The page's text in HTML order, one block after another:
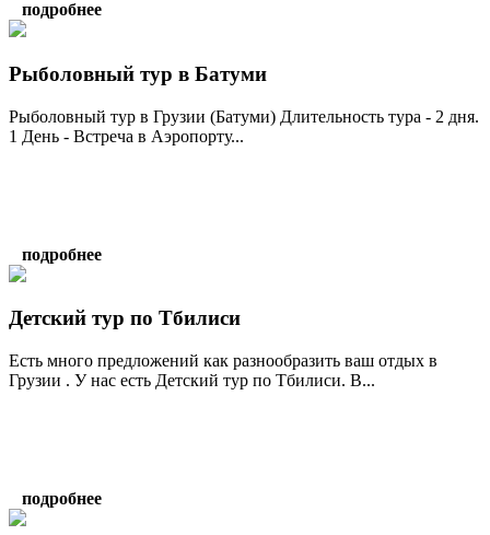
подробнее
Рыболовный тур в Батуми
Рыболовный тур в Грузии (Батуми) Длительность тура - 2 дня.
1 День - Встреча в Аэропорту...
подробнее
Детский тур по Тбилиси
Есть много предложений как разнообразить ваш отдых в
Грузии . У нас есть Детский тур по Тбилиси. В...
подробнее